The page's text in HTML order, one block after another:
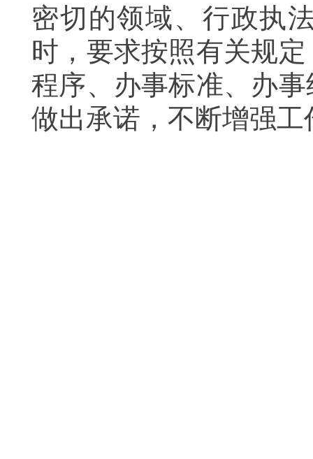
密切的领域、行政执
时，要求按照有关规
程序、办事标准、办
做出承诺，不断增强工